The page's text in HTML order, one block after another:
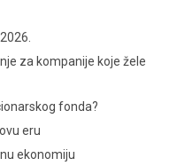
za kompanije koje žele
fonda?
eru
ekonomiju